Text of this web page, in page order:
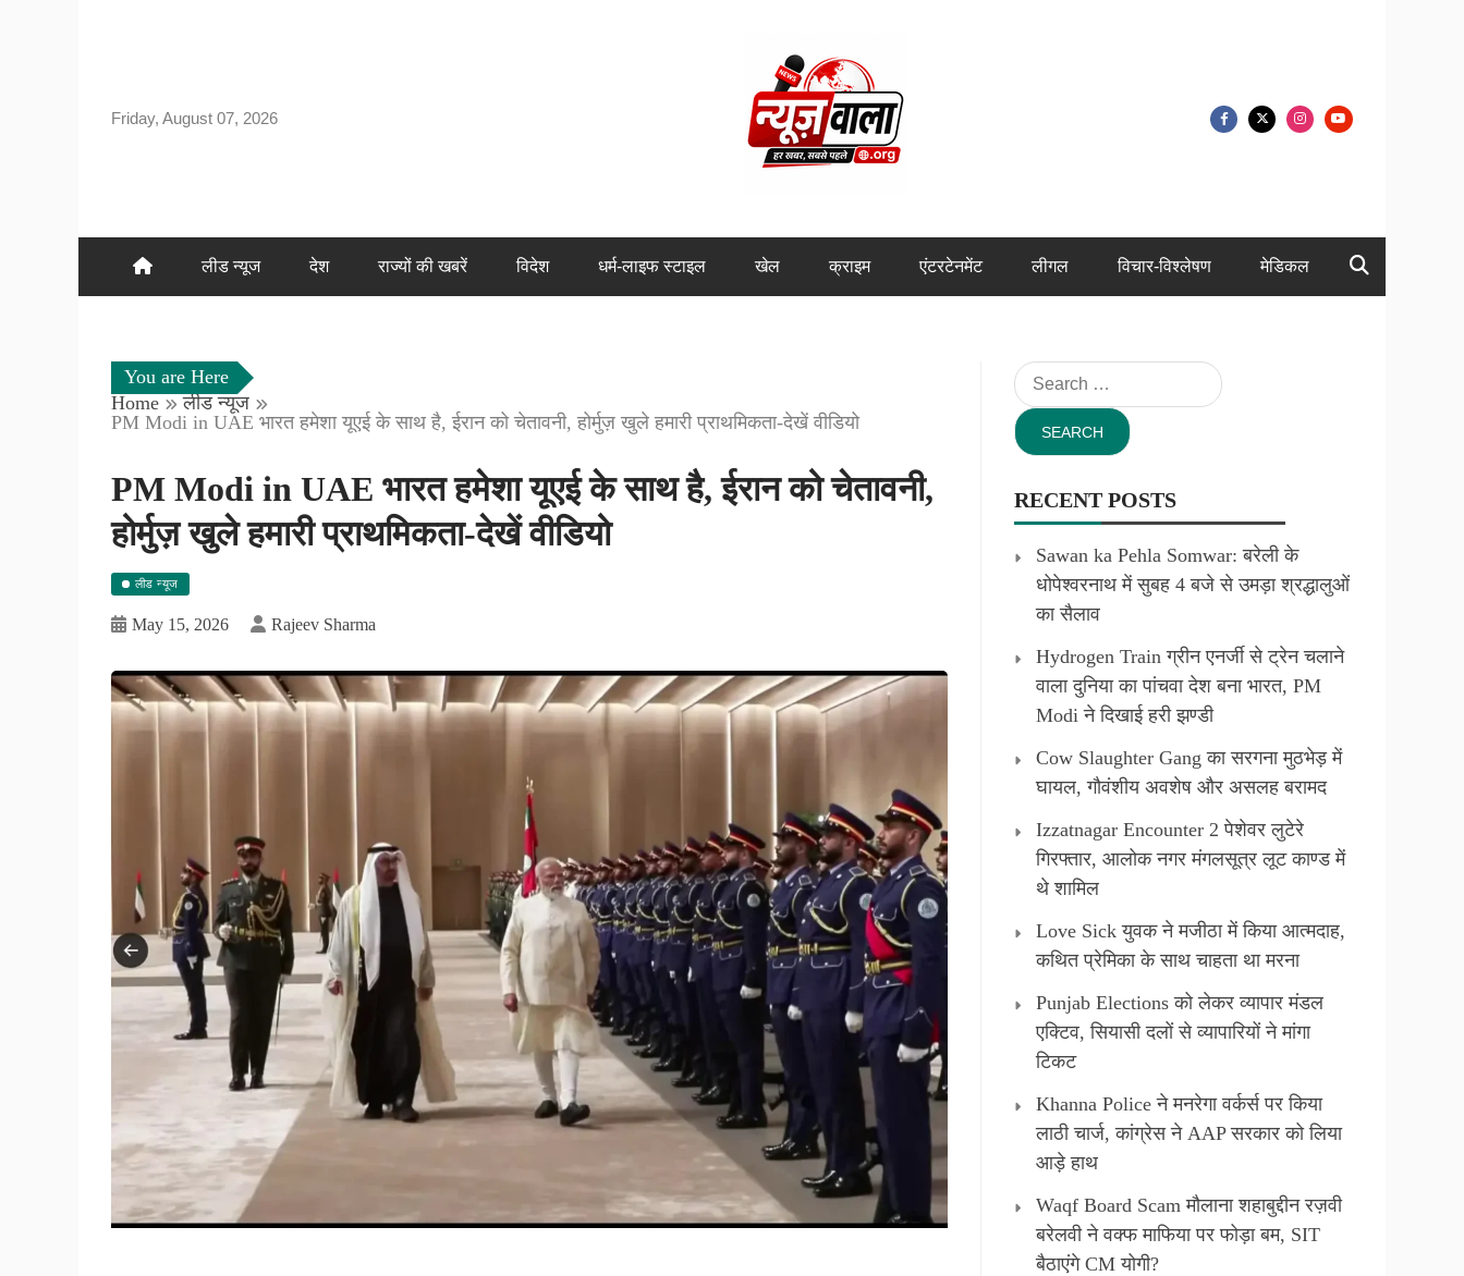
Friday, August 07, 2026
लीड न्यूज देश राज्यों की खबरें विदेश धर्म-लाइफ स्टाइल खेल क्राइम एंटरटेनमेंट लीगल विचार-विश्लेषण मेडिकल
You are Here
Home
लीड न्यूज
PM Modi in UAE भारत हमेशा यूएई के साथ है, ईरान को चेतावनी, होर्मुज़ खुले हमारी प्राथमिकता-देखें वीडियो
PM Modi in UAE भारत हमेशा यूएई के साथ है, ईरान को चेतावनी,
होर्मुज़ खुले हमारी प्राथमिकता-देखें वीडियो
लीड न्यूज
May 15, 2026 Rajeev Sharma
Search
for:
RECENT POSTS
Sawan ka Pehla Somwar: बरेली के
धोपेश्वरनाथ में सुबह 4 बजे से उमड़ा श्रद्धालुओं
का सैलाव
Hydrogen Train ग्रीन एनर्जी से ट्रेन चलाने
वाला दुनिया का पांचवा देश बना भारत, PM
Modi ने दिखाई हरी झण्डी
Cow Slaughter Gang का सरगना मुठभेड़ में
घायल, गौवंशीय अवशेष और असलह बरामद
Izzatnagar Encounter 2 पेशेवर लुटेरे
गिरफ्तार, आलोक नगर मंगलसूत्र लूट काण्‍ड में
थे शामिल
Love Sick युवक ने मजीठा में किया आत्मदाह,
कथित प्रेमिका के साथ चाहता था मरना
Punjab Elections को लेकर व्यापार मंडल
एक्टिव, सियासी दलों से व्यापारियों ने मांगा
टिकट
Khanna Police ने मनरेगा वर्कर्स पर किया
लाठी चार्ज, कांग्रेस ने AAP सरकार को लिया
आड़े हाथ
Waqf Board Scam मौलाना शहाबुद्दीन रज़वी
बरेलवी ने वक्फ माफिया पर फोड़ा बम, SIT
बैठाएंगे CM योगी?